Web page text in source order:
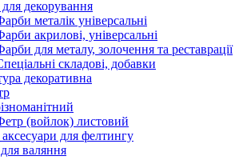
декорування
металік універсальні
акрилові, універсальні
для металу, золочення та реставрації
складові, добавки
декоративна
(войлок) листовий
для фелтингу
валяння